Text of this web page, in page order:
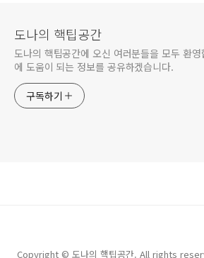
도나의 핵팁공간
도나의 핵팁공간에 오신 여러분들을 모두 환
에 도움이 되는 정보를 공유하겠습니다.
구독하기
Copyright © 도나의 핵팁공간. All rights